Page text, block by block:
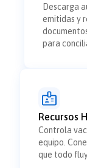
Descarga
emitidas y
para
Recursos
Controla
equipo.
que todo